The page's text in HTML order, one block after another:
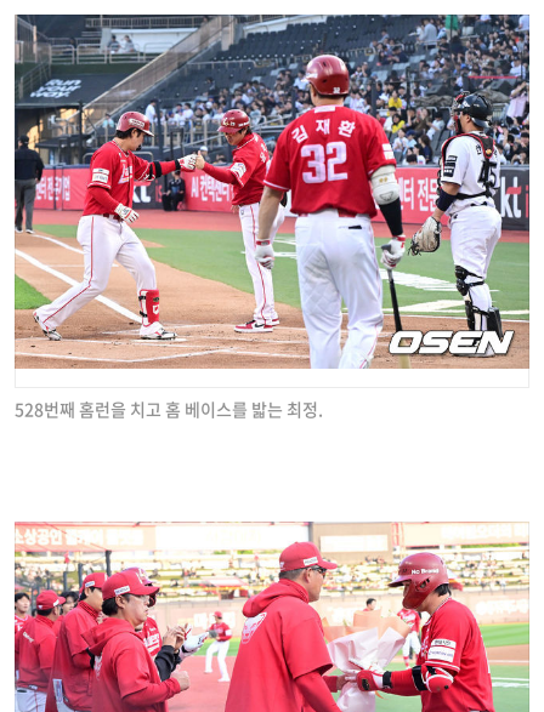
528번째 홈런을 치고 홈 베이스를 밟는 최정.